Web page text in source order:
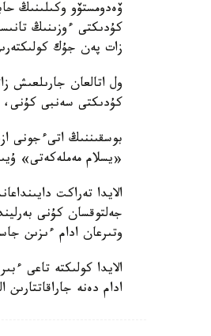
كۇدىكتى ءوزىنىڭ
زات پەن جۇك كولىكتەرىن ساتىپ
ول اتالعان جارىلعىش
كۇدىكتى سەنبى كۇنى، 31- جەلتوقساندا ۇستالعان.
بوسقىننىڭ اتىءجونى
«يسلام مەملەكەتى»
جەلتوقسان كۇنى
وتىرعان ادام ءىزىن
ادام دەنە